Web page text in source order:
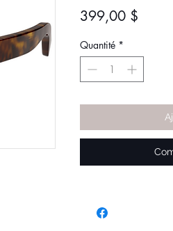
399,00 $
Quantité *